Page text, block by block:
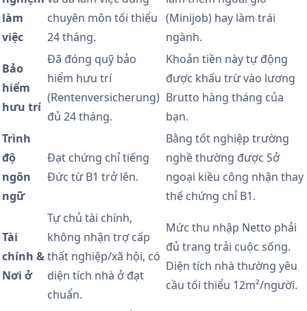
làm
việc
chuyên môn tối thiểu
24 tháng.
(Minijob) hay làm trái
ngành.
Bảo
hiểm
hưu trí
Đã đóng quỹ bảo
hiểm hưu trí
(Rentenversicherung)
đủ 24 tháng.
Khoản tiền này tự động
được khấu trừ vào lương
Brutto hàng tháng của
bạn.
Trình
độ
ngôn
ngữ
Đạt chứng chỉ tiếng
Đức từ B1 trở lên.
Bằng tốt nghiệp trường
nghề thường được Sở
ngoại kiều công nhận thay
thế chứng chỉ B1.
Tài
chính &
Nơi ở
Tự chủ tài chính,
không nhận trợ cấp
thất nghiệp/xã hội, có
diện tích nhà ở đạt
chuẩn.
Mức thu nhập Netto phải
đủ trang trải cuộc sống.
Diện tích nhà thường yêu
cầu tối thiểu 12m²/người.